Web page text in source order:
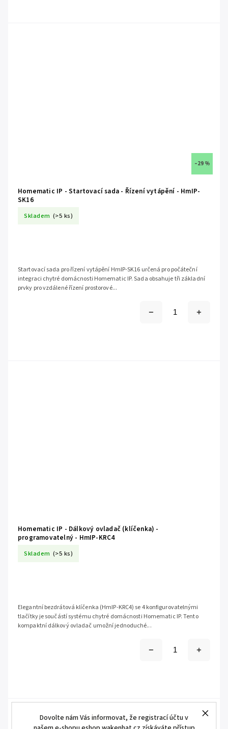
Dovolte nám Vás informovat, že registrací účtu v
–29 %
Homematic IP - Startovací sada - Řízení vytápění - HmIP-
SK16
Skladem (>5 ks)
Startovací sada pro řízení vytápění HmIP-SK16 určená pro počáteční
integraci chytré domácnosti Homematic IP. Sada obsahuje tři základní
prvky pro vzdálené řízení prostorové...
Homematic IP - Dálkový ovladač (klíčenka) -
programovatelný - HmIP-KRC4
Skladem (>5 ks)
Elegantní bezdrátová klíčenka (HmIP-KRC4) se 4 konfigurovatelnými
tlačítky je součástí systému chytré domácnosti Homematic IP. Tento
kompaktní dálkový ovladač umožní jednoduché...